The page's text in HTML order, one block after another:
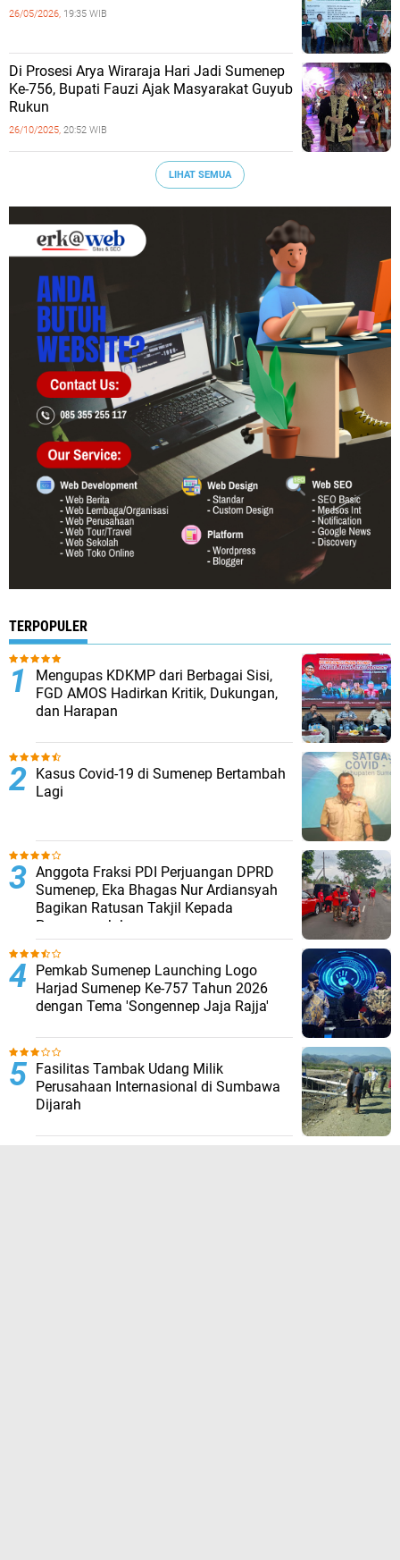
26/05/2026, 19:35 WIB
Di Prosesi Arya Wiraraja Hari Jadi Sumenep
Ke-756, Bupati Fauzi Ajak Masyarakat Guyub
Rukun
26/10/2025, 20:52 WIB
LIHAT SEMUA
TERPOPULER
Mengupas KDKMP dari Berbagai Sisi,
FGD AMOS Hadirkan Kritik, Dukungan,
dan Harapan
Kasus Covid-19 di Sumenep Bertambah
Lagi
Anggota Fraksi PDI Perjuangan DPRD
Sumenep, Eka Bhagas Nur Ardiansyah
Bagikan Ratusan Takjil Kepada
Pengguna Jalan
Pemkab Sumenep Launching Logo
Harjad Sumenep Ke-757 Tahun 2026
dengan Tema 'Songennep Jaja Rajja'
Fasilitas Tambak Udang Milik
Perusahaan Internasional di Sumbawa
Dijarah